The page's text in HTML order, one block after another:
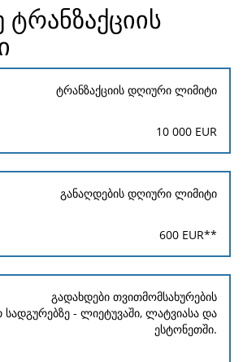
ტრანზაქციის
ტრანზაქციის დღიური ლიმიტი
10 000 EUR
განაღდების დღიური ლიმიტი
600 EUR**
გადახდები თვითმომსახურების
სადგურებზე - ლიეტუვაში, ლატვიასა და
ესტონეთში.